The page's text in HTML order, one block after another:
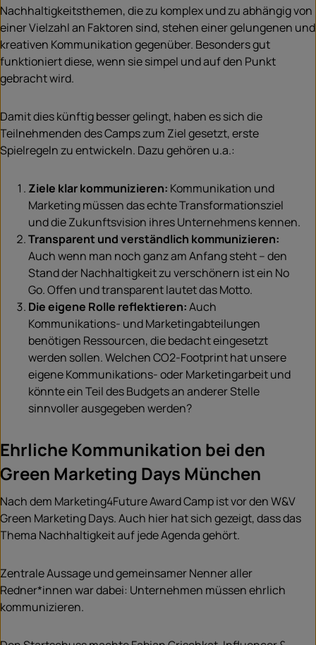
Nachhaltigkeitsthemen, die zu komplex und zu abhängig von
einer Vielzahl an Faktoren sind, stehen einer gelungenen und
kreativen Kommunikation gegenüber. Besonders gut
funktioniert diese, wenn sie simpel und auf den Punkt
gebracht wird.
Damit dies künftig besser gelingt, haben es sich die
Teilnehmenden des Camps zum Ziel gesetzt, erste
Spielregeln zu entwickeln. Dazu gehören u.a.:
Ziele klar kommunizieren: Kommunikation und
Marketing müssen das echte Transformationsziel
und die Zukunftsvision ihres Unternehmens kennen.
Transparent und verständlich kommunizieren:
Auch wenn man noch ganz am Anfang steht – den
Stand der Nachhaltigkeit zu verschönern ist ein No
Go. Offen und transparent lautet das Motto.
Die eigene Rolle reflektieren:Auch
Kommunikations- und Marketingabteilungen
benötigen Ressourcen, die bedacht eingesetzt
werden sollen. Welchen CO2-Footprint hat unsere
eigene Kommunikations- oder Marketingarbeit und
könnte ein Teil des Budgets an anderer Stelle
sinnvoller ausgegeben werden?
Ehrliche Kommunikation bei den
Green Marketing Days München
Nach dem Marketing4Future Award Camp ist vor den W&V
Green Marketing Days. Auch hier hat sich gezeigt, dass das
Thema Nachhaltigkeit auf jede Agenda gehört.
Zentrale Aussage und gemeinsamer Nenner aller
Redner*innen war dabei: Unternehmen müssen ehrlich
kommunizieren.